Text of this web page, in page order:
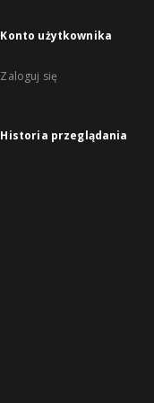
Konto użytkownika
Zaloguj się
Historia przeglądania